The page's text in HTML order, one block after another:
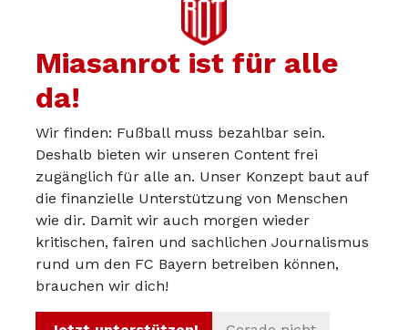
Werbepartner werden
Miasanrot ist für alle
da!
Wir finden: Fußball muss bezahlbar sein.
Deshalb bieten wir unseren Content frei
zugänglich für alle an. Unser Konzept baut auf
die finanzielle Unterstützung von Menschen
wie dir. Damit wir auch morgen wieder
kritischen, fairen und sachlichen Journalismus
rund um den FC Bayern betreiben können,
brauchen wir dich!